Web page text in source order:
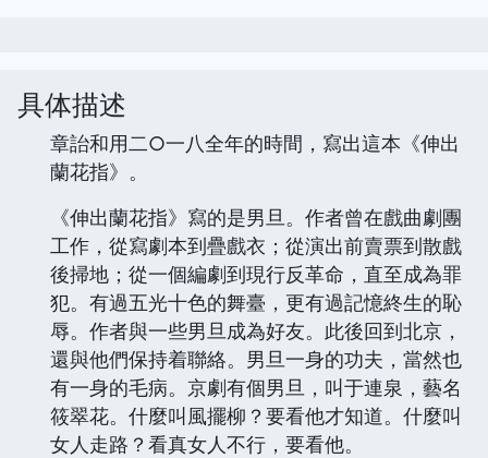
具体描述
章詒和用二○一八全年的時間，寫出這本《伸出
蘭花指》。
《伸出蘭花指》寫的是男旦。作者曾在戲曲劇團
工作，從寫劇本到疊戲衣；從演出前賣票到散戲
後掃地；從一個編劇到現行反革命，直至成為罪
犯。有過五光十色的舞臺，更有過記憶終生的恥
辱。作者與一些男旦成為好友。此後回到北京，
還與他們保持着聯絡。男旦一身的功夫，當然也
有一身的毛病。京劇有個男旦，叫于連泉，藝名
筱翠花。什麼叫風擺柳？要看他才知道。什麼叫
女人走路？看真女人不行，要看他。